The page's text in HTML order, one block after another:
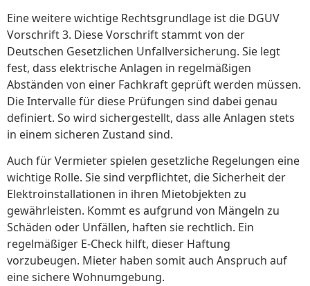
Eine weitere wichtige Rechtsgrundlage ist die DGUV
Vorschrift 3. Diese Vorschrift stammt von der
Deutschen Gesetzlichen Unfallversicherung. Sie legt
fest, dass elektrische Anlagen in regelmäßigen
Abständen von einer Fachkraft geprüft werden müssen.
Die Intervalle für diese Prüfungen sind dabei genau
definiert. So wird sichergestellt, dass alle Anlagen stets
in einem sicheren Zustand sind.
Auch für Vermieter spielen gesetzliche Regelungen eine
wichtige Rolle. Sie sind verpflichtet, die Sicherheit der
Elektroinstallationen in ihren Mietobjekten zu
gewährleisten. Kommt es aufgrund von Mängeln zu
Schäden oder Unfällen, haften sie rechtlich. Ein
regelmäßiger E-Check hilft, dieser Haftung
vorzubeugen. Mieter haben somit auch Anspruch auf
eine sichere Wohnumgebung.